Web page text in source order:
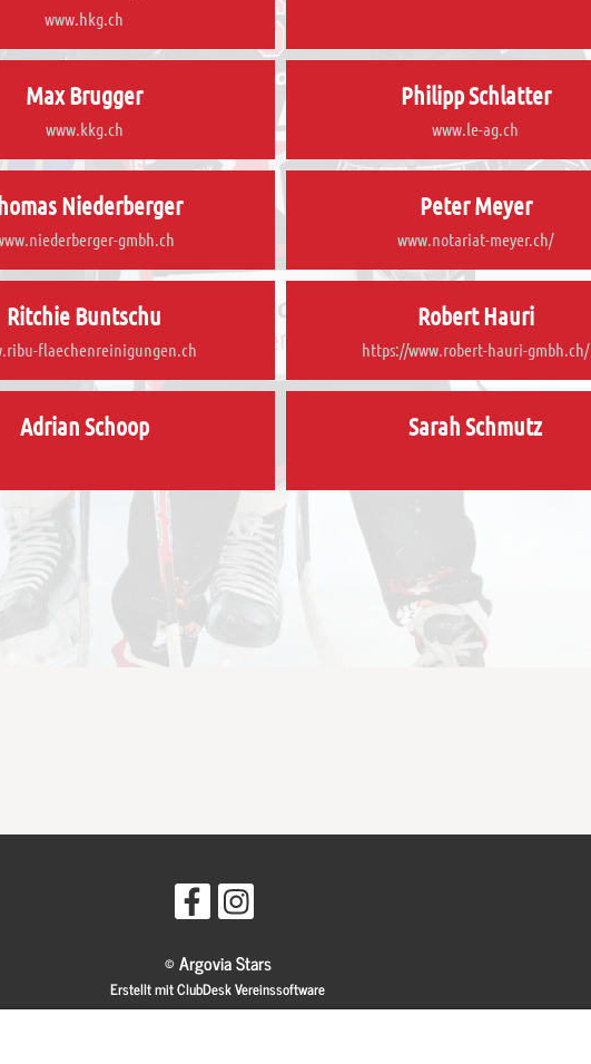
www.hkg.ch
Max Brugger
www.kkg.ch
Philipp Schlatter
www.le-ag.ch
Niederberger
gmbh.ch
Peter Meyer
www.notariat-meyer.ch/
Ritchie Buntschu
flaechenreinigungen.ch
Robert Hauri
https://www.robert-hauri-gmbh.ch/
Adrian Schoop Sarah Schmutz
© Argovia Stars
Erstellt mit ClubDesk Vereinssoftware